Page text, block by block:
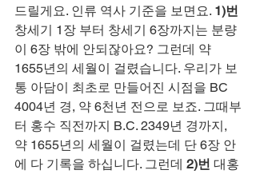
드릴게요. 인류 역사 기준을 보면요. 1)번
창세기 1장 부터 창세기 6장까지는 분량
이 6장 밖에 안되잖아요? 그런데 약
1655년의 세월이 걸렸습니다. 우리가 보
통 아담이 최초로 만들어진 시점을 BC
4004년 경, 약 6천년 전으로 보죠. 그때부
터 홍수 직전까지 B.C. 2349년 경까지,
약 1655년의 세월이 걸렸는데 단 6장 안
에 다 기록을 하십니다. 그런데 2)번 대홍